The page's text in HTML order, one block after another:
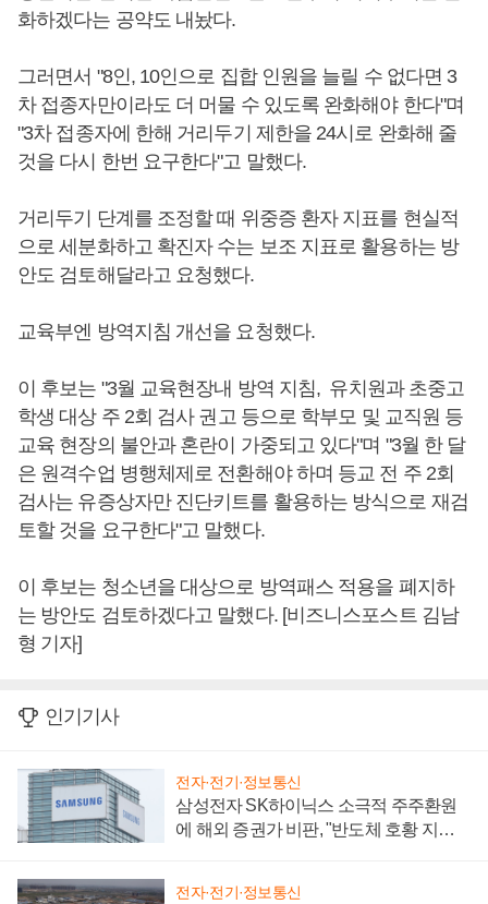
화하겠다는 공약도 내놨다.
그러면서 "8인, 10인으로 집합 인원을 늘릴 수 없다면 3
차 접종자만이라도 더 머물 수 있도록 완화해야 한다"며
"3차 접종자에 한해 거리두기 제한을 24시로 완화해 줄
것을 다시 한번 요구한다"고 말했다.
거리두기 단계를 조정할 때 위중증 환자 지표를 현실적
으로 세분화하고 확진자 수는 보조 지표로 활용하는 방
안도 검토해달라고 요청했다.
교육부엔 방역지침 개선을 요청했다.
이 후보는 "3월 교육현장내 방역 지침, 유치원과 초중고
학생 대상 주 2회 검사 권고 등으로 학부모 및 교직원 등
교육 현장의 불안과 혼란이 가중되고 있다"며 "3월 한 달
은 원격수업 병행체제로 전환해야 하며 등교 전 주 2회
검사는 유증상자만 진단키트를 활용하는 방식으로 재검
토할 것을 요구한다"고 말했다.
이 후보는 청소년을 대상으로 방역패스 적용을 폐지하
는 방안도 검토하겠다고 말했다. [비즈니스포스트 김남
형 기자]
인기기사
전자·전기·정보통신
삼성전자 SK하이닉스 소극적 주주환원
에 해외 증권가 비판, "반도체 호황 지속
전자·전기·정보통신